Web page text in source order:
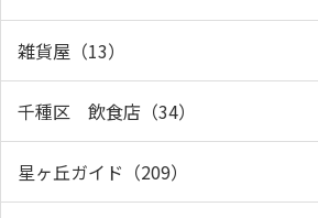
雑貨屋（13）
千種区 飲食店（34）
星ヶ丘ガイド（209）